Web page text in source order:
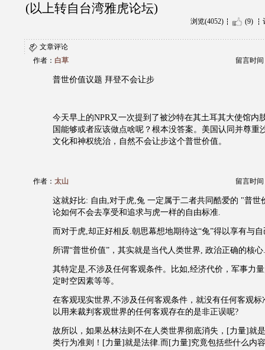
(以上转自台湾雅虎论坛)
浏览(4052) (9)
文章评论
作者： 白草 留言时间
普世价值议题 拜登不会让步
今天早上的NPR又一次提到了被沙特在其土耳其大使馆内
国能够或者应该做点啥呢？根本没答案。美国认同并尊重
文化和神权统治，自然不会让步这个普世价值。
作者： 太山 留言时间
这就好比: 自由,对于虎,兔 一定属于二者共同酷爱的 "普世
论如何不会去享受和追求与虎一样的自由标准.
而对于虎,却正好相反.朝思幕想地期待这“兔”得以享有与
所谓“普世价值”，其实就是当代人类世界, 政治正确的核心.
其特定是,不涉及任何客观条件。比如,经济代价，军事力
定时空因素等等。
在客观现实世界,不涉及任何客观条件，就没有任何客观
以用来裁判客观世界的任何客观存在的是非正误呢?
故所以，如果丛林法则不在人类世界彻底消失，[力量]就
类行为准则！[力量]就是法律.而[力量]究竟包括些什么内